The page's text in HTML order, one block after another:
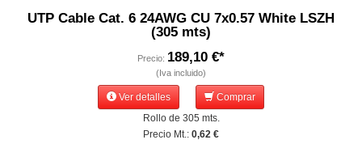
UTP Cable Cat. 6 24AWG CU 7x0.57 White LSZH
(305 mts)
Precio: 189,10 €*
(Iva incluido)
Ver detalles
Comprar
Rollo de 305 mts.
Precio Mt.: 0,62 €